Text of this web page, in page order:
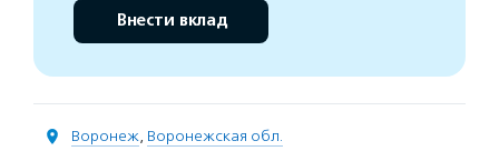
Внести вклад
Воронеж, Воронежская обл.